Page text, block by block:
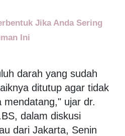
Jika Anda Sering
Ini
darah yang sudah
ditutup agar tidak
mendatang," ujar dr.
dalam diskusi
dari Jakarta, Senin